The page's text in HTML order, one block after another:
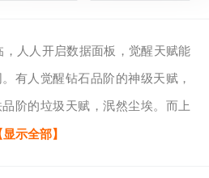
人人开启数据面板，觉醒天赋能
有人觉醒钻石品阶的神级天赋，
阶的垃圾天赋，泯然尘埃。而上
，没有品阶！能吞千尸魂魄，夺
显示全部】